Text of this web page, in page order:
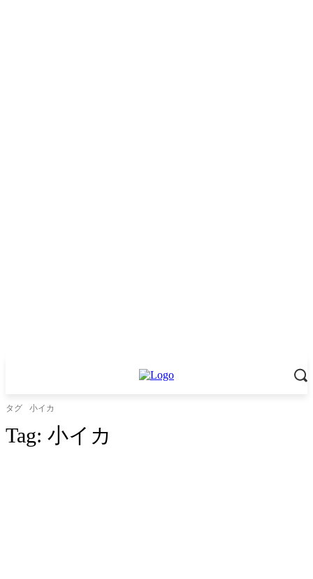
タグ 小イカ
Tag: 小イカ